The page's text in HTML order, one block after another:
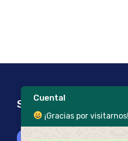
Suscribirse
Cuental
¡Gracias por visitarnos!